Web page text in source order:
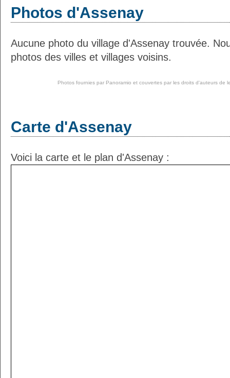
Photos d'Assenay
Aucune photo du village d'Assenay trouvée.
photos des villes et villages voisins.
Photos fournies par Panoramio et couvertes par les droits d'auteurs de
Carte d'Assenay
Voici la carte et le plan d'Assenay :